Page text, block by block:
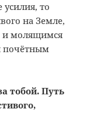
усилия, то
на Земле,
и молящимся
почётным
тобой. Путь